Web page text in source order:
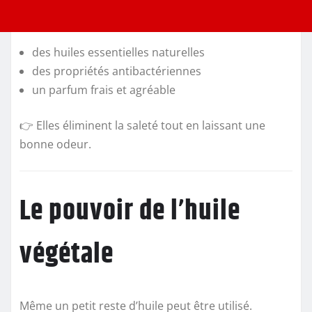
des huiles essentielles naturelles
des propriétés antibactériennes
un parfum frais et agréable
👉 Elles éliminent la saleté tout en laissant une
bonne odeur.
Le pouvoir de l’huile
végétale
Même un petit reste d’huile peut être utilisé.